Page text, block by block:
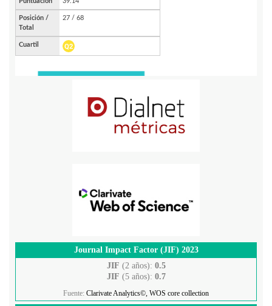
Journal Impact Factor (JIF) 2023
JIF (2 años): 0.5
JIF (5 años): 0.7
Fuente: Clarivate Analytics©, WOS core collection